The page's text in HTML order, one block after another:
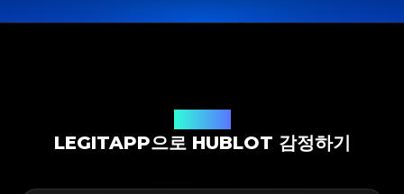
LEGITAPP으로 HUBLOT 감정하기